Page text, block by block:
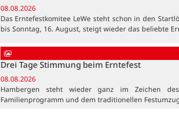
08.08.2026
Das Erntefestkomitee LeWe steht schon in den
bis Sonntag, 16. August, steigt wieder das beliebte
Drei Tage Stimmung beim Erntefest
08.08.2026
Hambergen steht wieder ganz im Zeichen
Familienprogramm und dem traditionellen